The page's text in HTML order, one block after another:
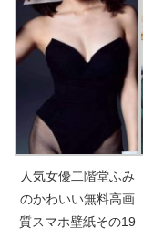
人気女優二階堂ふみ
のかわいい無料高画
質スマホ壁紙その19